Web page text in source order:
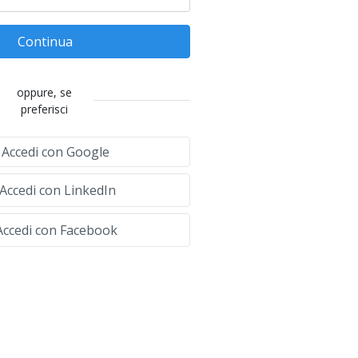
Continua
oppure, se
preferisci
con Google
con LinkedIn
con Facebook